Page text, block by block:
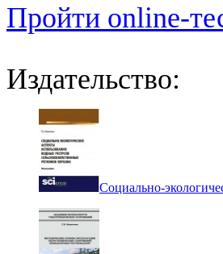
Пройти online-
Издательство:
Социально-